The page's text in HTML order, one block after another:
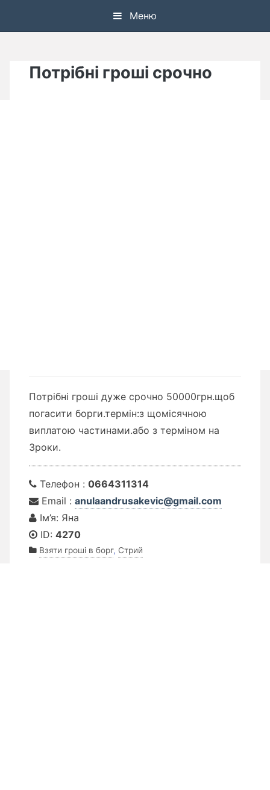
Меню
Потрібні гроші срочно
Потрібні гроші дуже срочно 50000грн.щоб
погасити борги.термін:з щомісячною
виплатою частинами.або з терміном на
3роки.
Телефон : 0664311314
Email : anulaandrusakevic@gmail.com
Ім’я: Яна
ID: 4270
Взяти гроші в борг, Стрий